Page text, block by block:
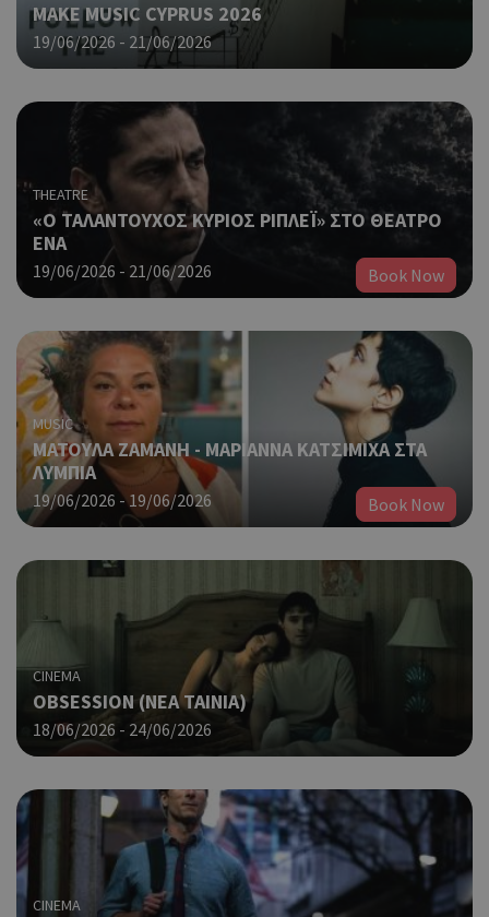
MAKE MUSIC CYPRUS 2026
19/06/2026 - 21/06/2026
THEATRE
«Ο ΤΑΛΑΝΤΟΥΧΟΣ ΚΥΡΙΟΣ ΡΙΠΛΕΪ» ΣΤΟ ΘΕΑΤΡΟ
ΕΝΑ
19/06/2026 - 21/06/2026 Book Now
MUSIC
ΜΑΤΟΥΛΑ ΖΑΜΑΝΗ - ΜΑΡΙΑΝΝΑ ΚΑΤΣΙΜΙΧΑ ΣΤΑ
ΛΥΜΠΙΑ
19/06/2026 - 19/06/2026 Book Now
CINEMA
OBSESSION (NΕΑ ΤΑΙΝΙΑ)
18/06/2026 - 24/06/2026
CINEMA